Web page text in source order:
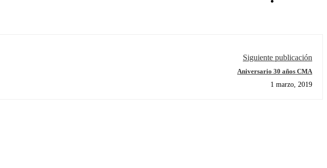
Siguiente publicación
Aniversario 30 años CMA
1 marzo, 2019